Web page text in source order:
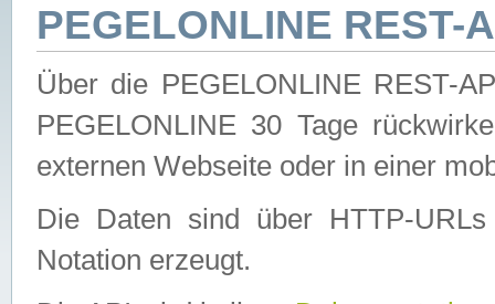
PEGELONLINE REST-
Über die PEGELONLINE REST-
PEGELONLINE 30 Tage
externen Webseite oder in einer
Die Daten sind über HTTP-
Notation erzeugt.